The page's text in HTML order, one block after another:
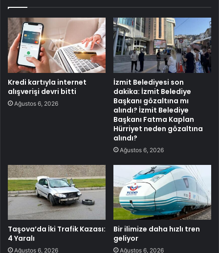
Kredi kartıyla internet
alışverişi devri bitti
Ağustos 6, 2026
İzmit Belediyesi son
dakika: İzmit Belediye
Başkanı gözaltına mı
alındı? İzmit Belediye
Başkanı Fatma Kaplan
Hürriyet neden gözaltına
alındı?
Ağustos 6, 2026
Taşova’da İki Trafik Kazası:
4 Yaralı
Ağustos 6, 2026
Bir ilimize daha hızlı tren
geliyor
Ağustos 6, 2026